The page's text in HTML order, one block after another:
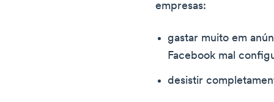
empresas:
gastar muito em
Facebook mal
desistir